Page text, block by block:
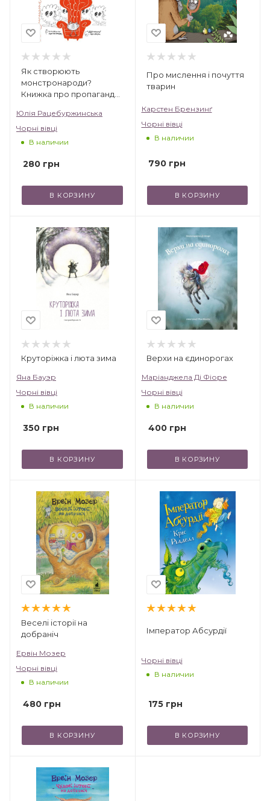
Як створюють
монстронароди?
Книжка про пропаганду,
Юлія Рацебуржинська
Чорні вівці
В наличии
280 грн
В КОРЗИНУ
Про мислення і почуття
тварин
Карстен Брензинґ
Чорні вівці
В наличии
790грн
В КОРЗИНУ
Круторіжка і люта зима
Яна Бауэр
Чорні вівці
В наличии
350 грн
В КОРЗИНУ
Верхи на єдинорогах
Маріанджела Ді Фіоре
Чорні вівці
В наличии
400грн
В КОРЗИНУ
Веселі історії на
добраніч
Ервін Мозер
Чорні вівці
В наличии
480 грн
В КОРЗИНУ
Імператор Абсурдії
Чорні вівці
В наличии
175грн
В КОРЗИНУ